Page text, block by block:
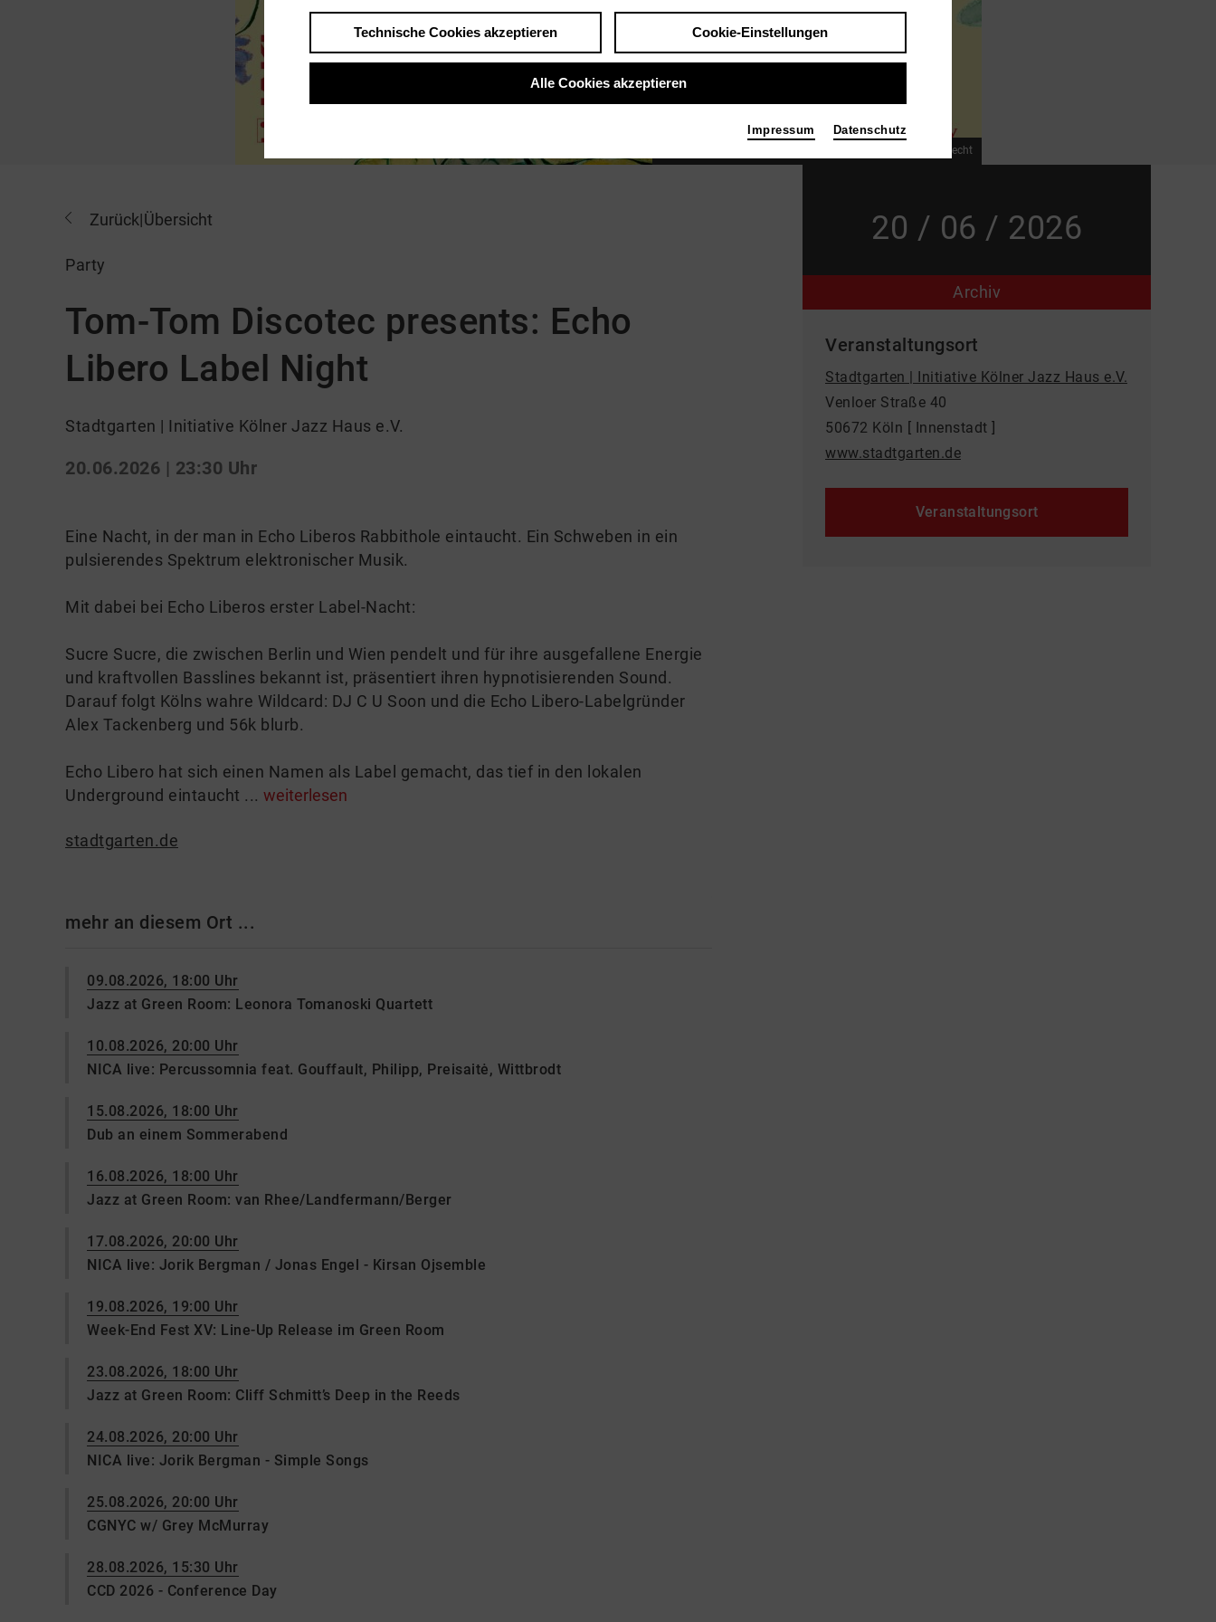
Bild Illustration © Annika Albrecht
Zurück|Übersicht
Party
Tom-Tom Discotec presents: Echo
Libero Label Night
Stadtgarten | Initiative Kölner Jazz Haus e.V.
20.06.2026 | 23:30 Uhr
Eine Nacht, in der man in Echo Liberos Rabbithole eintaucht. Ein Schweben in ein
pulsierendes Spektrum elektronischer Musik.
Mit dabei bei Echo Liberos erster Label-Nacht:
Sucre Sucre, die zwischen Berlin und Wien pendelt und für ihre ausgefallene Energie
und kraftvollen Basslines bekannt ist, präsentiert ihren hypnotisierenden Sound.
Darauf folgt Kölns wahre Wildcard: DJ C U Soon und die Echo Libero-Labelgründer
Alex Tackenberg und 56k blurb.
Echo Libero hat sich einen Namen als Label gemacht, das tief in den lokalen
Underground eintaucht ... weiterlesen
stadtgarten.de
mehr an diesem Ort ...
09.08.2026, 18:00 Uhr
Jazz at Green Room: Leonora Tomanoski Quartett
10.08.2026, 20:00 Uhr
NICA live: Percussomnia feat. Gouffault, Philipp, Preisaitė, Wittbrodt
15.08.2026, 18:00 Uhr
Dub an einem Sommerabend
16.08.2026, 18:00 Uhr
Jazz at Green Room: van Rhee/Landfermann/Berger
17.08.2026, 20:00 Uhr
NICA live: Jorik Bergman / Jonas Engel - Kirsan Ojsemble
19.08.2026, 19:00 Uhr
Week-End Fest XV: Line-Up Release im Green Room
23.08.2026, 18:00 Uhr
Jazz at Green Room: Cliff Schmitt’s Deep in the Reeds
24.08.2026, 20:00 Uhr
NICA live: Jorik Bergman - Simple Songs
25.08.2026, 20:00 Uhr
CGNYC w/ Grey McMurray
28.08.2026, 15:30 Uhr
CCD 2026 - Conference Day
20 / 06 / 2026
Archiv
Veranstaltungsort
Stadtgarten | Initiative Kölner Jazz Haus e.V.
Venloer Straße 40
50672 Köln [ Innenstadt ]
www.stadtgarten.de
Veranstaltungsort
Technische Cookies akzeptieren Cookie-Einstellungen
Alle Cookies akzeptieren
Impressum Datenschutz